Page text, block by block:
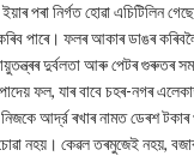
পৰা নিৰ্গত হোৱা এচিটিলিন
পাৰে। ফলৰ আকাৰ ডাঙৰ
দুৰ্বলতা আৰু পেটৰ গুৰুতৰ
ফল, যাৰ বাবে চহৰ-নগৰ
আর্দ্র ৰখাৰ নামত ডেৰশ টকাৰ
চোৱা নহয়। কেৱল তৰমুজেই নহয়,